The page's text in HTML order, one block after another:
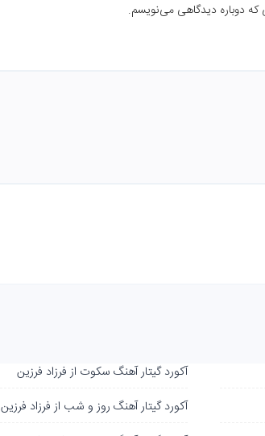
که دوباره دیدگاهی می‌نویسم.
آکورد گیتار آهنگ سکوت از فرزاد فرزین
آکورد گیتار آهنگ روز و شب از فرزاد فرزین